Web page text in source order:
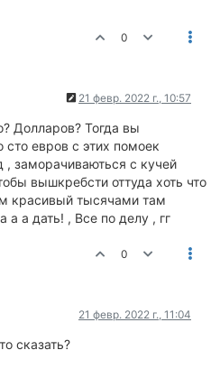
0
21 февр. 2022 г., 10:57
Долларов? Тогда вы
евров с этих помоек
заморачиваються с кучей
вышкребсти оттуда хоть что
красивый тысячами там
а дать! , Все по делу , гг
0
21 февр. 2022 г., 11:04
сказать?